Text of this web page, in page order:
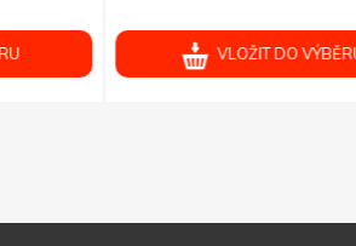
VLOŽIT DO VÝBĚRU